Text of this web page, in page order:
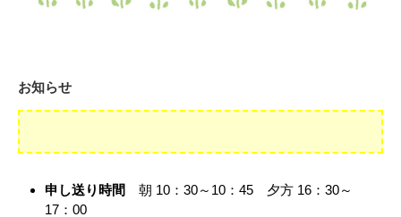
お知らせ
申し送り時間
朝 10：30～10：45 夕方 16：30～
17：00